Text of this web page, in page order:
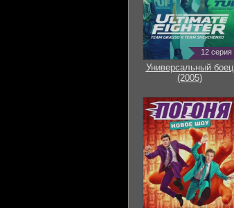
12 серия
Универсальный боец
(2005)